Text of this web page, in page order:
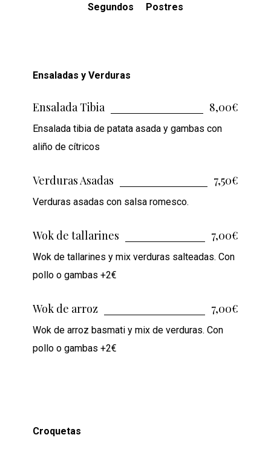
Segundos Postres
Ensaladas y Verduras
Ensalada Tibia 8,00€
Ensalada tibia de patata asada y gambas con
aliño de cítricos
Verduras Asadas 7,50€
Verduras asadas con salsa romesco.
Wok de tallarines 7,00€
Wok de tallarines y mix verduras salteadas. Con
pollo o gambas +2€
Wok de arroz 7,00€
Wok de arroz basmati y mix de verduras. Con
pollo o gambas +2€
Croquetas